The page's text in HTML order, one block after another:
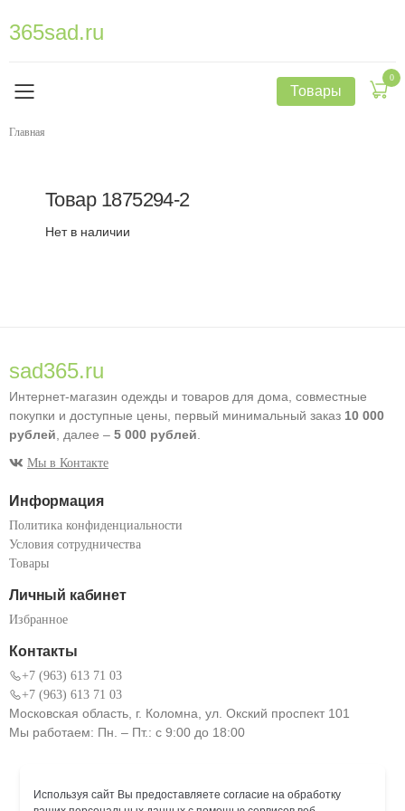
365sad.ru
Товары
0
Главная
Товар 1875294-2
Нет в наличии
sad365.ru
Интернет-магазин одежды и товаров для дома, совместные
покупки и доступные цены, первый минимальный заказ 10 000
рублей , далее – 5 000 рублей
Мы в Контакте
Информация
Политика конфиденциальности
Условия сотрудничества
Товары
Личный кабинет
Избранное
Контакты
+7 (963) 613 71 03
+7 (963) 613 71 03
Московская область, г. Коломна, ул. Окский проспект 101
Мы работаем: Пн. – Пт.: с 9:00 до 18:00
Используя сайт Вы предоставляете согласие на обработку